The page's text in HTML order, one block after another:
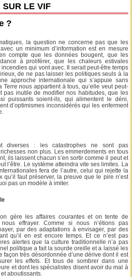
SUR LE VIF
?
la question ne concerne pas que les
un minimum d’information est en mesure
compte que les données bougent, que les
à proliférer, que les chaleurs estivales
qui vont avec. Il serait peut-être temps
de ne pas laisser les politiques seuls à la
approche internationale qui s’appuie sans
Terre nous appartient à tous, qu’elle veut peut-
pas inutile de modifier nos habitudes, que les
puissants soient-ils, qui alimentent le déni,
d’optimismes inconsidérés qui les enferment
diverses : les catastrophes ne sont pas
non plus. Les emmerdements en tous
ils laissent chacun s’en sortir comme il peut et
l’être. Le système atteindra vite ses limites. La
fera de l’autre, celui qui rejette la
qu’il faut préserver, la preuve que le pire n’est
pas un modèle à imiter.
gère les affaires courantes et on tente de
effrayer. Comme si nous n’étions pas
par des adaptations à envisager, par des
qu’il en est encore temps. Et ce n’est pas
alertes que la culture traditionnelle n’a pas
politique a fait la sourde oreille et a laissé les
façon très désordonnée d’une dérive dont il est
les effets. Et tous de sombrer dans une
et dont les spécialistes disent avoir du mal à
aboutissants.